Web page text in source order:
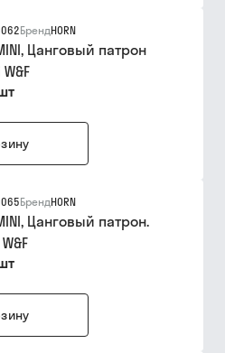
БрендHORN
Цанговый патрон
БрендHORN
Цанговый патрон.